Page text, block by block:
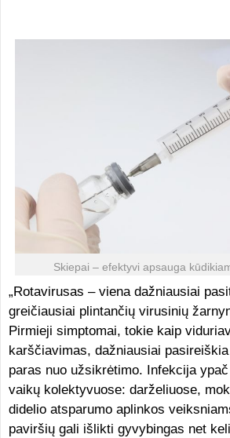
Skiepai – efektyvi apsauga
„Rotavirusas – viena dažniausiai
greičiausiai plintančių virusinių
Pirmieji simptomai, tokie kaip
karščiavimas, dažniausiai
paras nuo užsikrėtimo. Infekcija
vaikų kolektyvuose: darželiuose,
didelio atsparumo aplinkos
paviršių gali išlikti gyvybingas net